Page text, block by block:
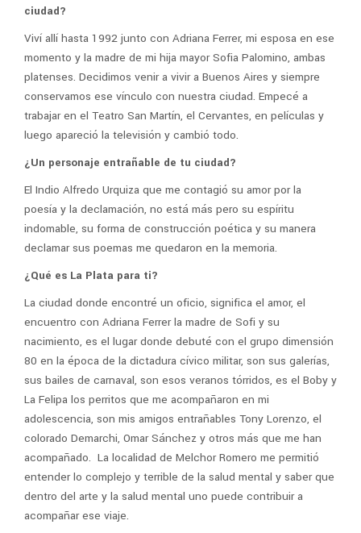
ciudad?
Viví allí hasta 1992 junto con Adriana Ferrer, mi esposa en ese
momento y la madre de mi hija mayor Sofia Palomino, ambas
platenses. Decidimos venir a vivir a Buenos Aires y siempre
conservamos ese vínculo con nuestra ciudad. Empecé a
trabajar en el Teatro San Martín, el Cervantes, en películas y
luego apareció la televisión y cambió todo.
¿Un personaje entrañable de tu ciudad?
El Indio Alfredo Urquiza que me contagió su amor por la
poesía y la declamación, no está más pero su espíritu
indomable, su forma de construcción poética y su manera
declamar sus poemas me quedaron en la memoria.
¿Qué es La Plata para ti?
La ciudad donde encontré un oficio, significa el amor, el
encuentro con Adriana Ferrer la madre de Sofi y su
nacimiento, es el lugar donde debuté con el grupo dimensión
80 en la época de la dictadura cívico militar, son sus galerías,
sus bailes de carnaval, son esos veranos tórridos, es el Boby y
La Felipa los perritos que me acompañaron en mi
adolescencia, son mis amigos entrañables Tony Lorenzo, el
colorado Demarchi, Omar Sánchez y otros más que me han
acompañado. La localidad de Melchor Romero me permitió
entender lo complejo y terrible de la salud mental y saber que
dentro del arte y la salud mental uno puede contribuir a
acompañar ese viaje.